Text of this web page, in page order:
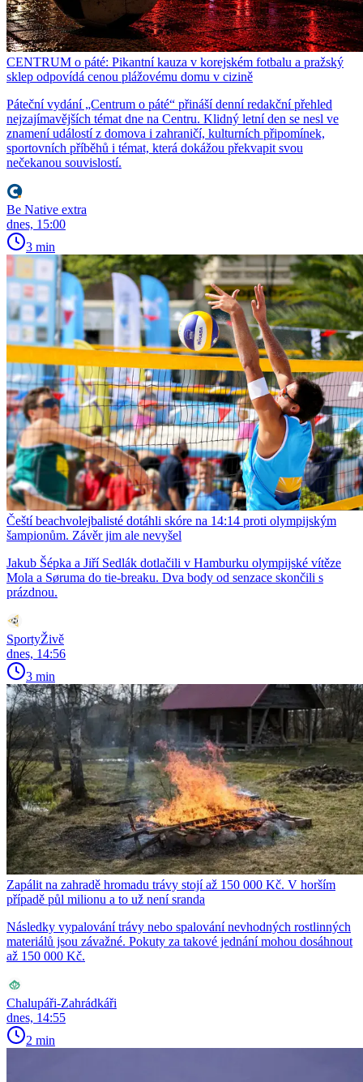
CENTRUM o páté: Pikantní kauza v korejském fotbalu a pražský
sklep odpovídá cenou plážovému domu v cizině
Páteční vydání „Centrum o páté“ přináší denní redakční přehled
nejzajímavějších témat dne na Centru. Klidný letní den se nesl ve
znamení událostí z domova i zahraničí, kulturních připomínek,
sportovních příběhů i témat, která dokážou překvapit svou
nečekanou souvislostí.
Be Native extra
dnes, 15:00
3 min
Čeští beachvolejbalisté dotáhli skóre na 14:14 proti olympijským
šampionům. Závěr jim ale nevyšel
Jakub Šépka a Jiří Sedlák dotlačili v Hamburku olympijské vítěze
Mola a Søruma do tie-breaku. Dva body od senzace skončili s
prázdnou.
SportyŽivě
dnes, 14:56
3 min
Zapálit na zahradě hromadu trávy stojí až 150 000 Kč. V horším
případě půl milionu a to už není sranda
Následky vypalování trávy nebo spalování nevhodných rostlinných
materiálů jsou závažné. Pokuty za takové jednání mohou dosáhnout
až 150 000 Kč.
Chalupáři-Zahrádkáři
dnes, 14:55
2 min